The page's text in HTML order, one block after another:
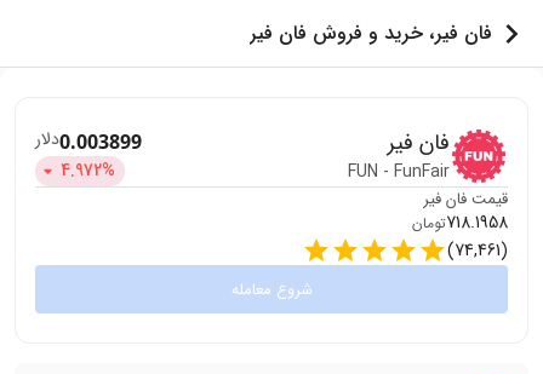
فان فیر، خرید و فروش فان فیر
فان فیر
FUN - FunFair
0.003899دلار
4.972%
قیمت فان فیر
718.1958تومان
(
74,461
)
شروع معامله